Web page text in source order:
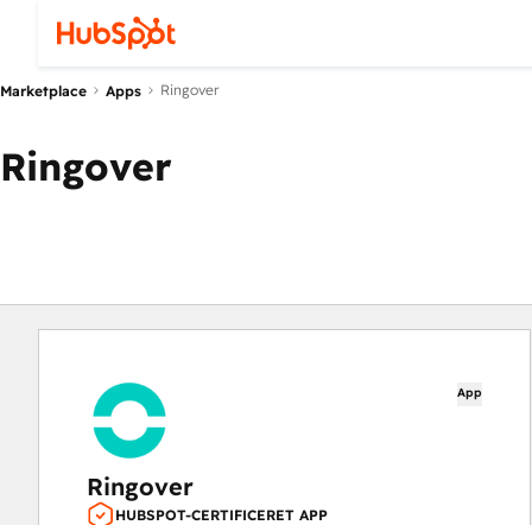
Marketplace Apps Ringover
Ringover
App
Ringover
HUBSPOT-CERTIFICERET APP